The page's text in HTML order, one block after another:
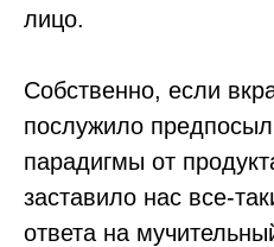
лицо.
Собственно, если
послужило
парадигмы от
заставило нас все-
ответа на